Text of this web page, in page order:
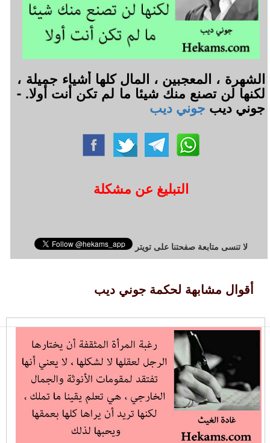
الشهرة ، المعجبين ، المال كلها أشياء جميلة ،
لكنها لن تصنع منك شيئا ما لم تكن أنت أولا. -
جوني ديب جوني ديب
التبليغ عن مشكلة
لا تنسى متابعة صفحتنا على تويتر
أقوال مشابهة لحكمة جوني ديب